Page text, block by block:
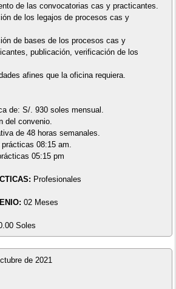
de las convocatorias cas y practicantes.
de los legajos de procesos cas y
de bases de los procesos cas y
publicación, verificación de los
afines que la oficina requiera.
de: S/. 930 soles mensual.
del convenio.
de 48 horas semanales.
08:15 am.
05:15 pm
Profesionales
02 Meses
Soles
de 2021